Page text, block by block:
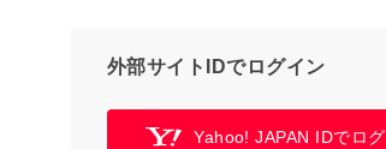
外部サイトIDでログイン
Yahoo! JAPAN IDでロ